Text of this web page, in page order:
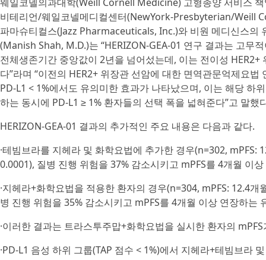
비테리언/웨일코넬메디컬센터(NewYork-Presbyterian/Weill
파마슈티컬스(Jazz Pharmaceuticals, Inc.)와 비원 메디신스의
(Manish Shah, M.D.)는 “HERIZON-GEA-01 연구 결과는 고무
전체생존기간 중앙값이 2년을 넘어섰는데, 이는 전이성
다”라며 “이전의 HER2+ 위장관 선암에 대한 면역관문억제요
PD-L1 < 1%에서도 유의미한 효과가 나타났으며, 이는 해당 하
하는 동시에 PD-L1 ≥ 1% 환자들의 선택 폭을 넓혀준다”고 말했
HERIZON-GEA-01 결과의 추가적인 주요 내용은 다음과 같다.
·테빔브라를 지헤라 및 화학요법에 추가한 경우(n=302, mPFS:
0.0001), 질병 진행 위험을 37% 감소시키고 mPFS를 4개월 이
·지헤라+화학요법을 적용한 환자의 경우(n=304, mPFS: 12.4개
병 진행 위험을 35% 감소시키고 mPFS를 4개월 이상 연장하는
·이러한 결과는 트라스투주맙+화학요법을 실시한 환자의
·PD-L1 음성 하위 그룹(TAP 점수 < 1%)에서 지헤라+테빔브라